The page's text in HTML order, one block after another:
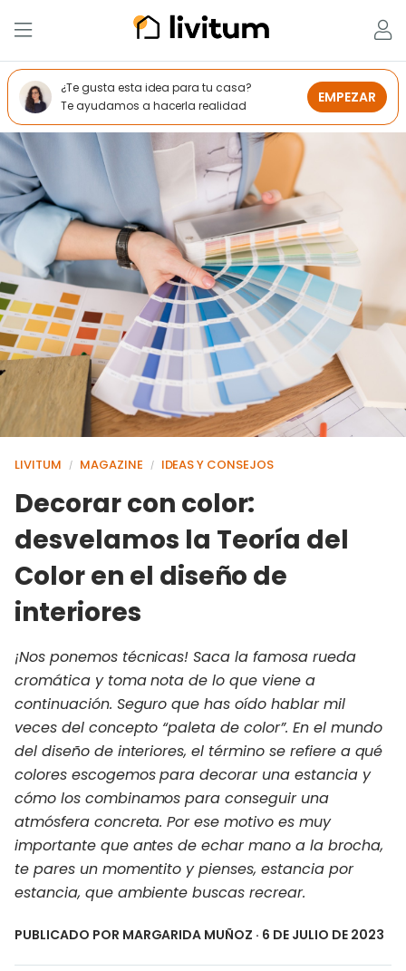
LIVITUM / MAGAZINE / IDEAS Y CONSEJOS
Decorar con color:
desvelamos la Teoría del
Color en el diseño de
interiores
¡Nos ponemos técnicas! Saca la famosa rueda
cromática y toma nota de lo que viene a
continuación. Seguro que has oído hablar mil
veces del concepto “paleta de color”. En el mundo
del diseño de interiores, el término se refiere a qué
colores escogemos para decorar una estancia y
cómo los combinamos para conseguir una
atmósfera concreta. Por ese motivo es muy
importante que antes de echar mano a la brocha,
te pares un momentito y pienses, estancia por
estancia, que ambiente buscas recrear.
PUBLICADO POR MARGARIDA MUÑOZ · 6 DE JULIO DE 2023
¿Te gusta esta idea para tu casa?
Te ayudamos a hacerla realidad
EMPEZAR